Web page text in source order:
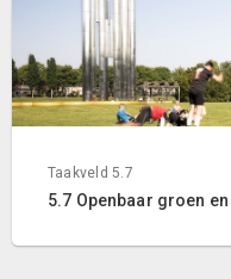
Taakveld 5.7
5.7 Openbaar groen